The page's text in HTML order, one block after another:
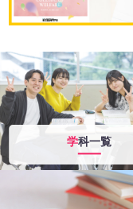
学科一覧